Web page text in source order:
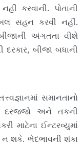
કરવાની. પોતાની
સહન કરવી નહીં.
અંગતતા વીશે
બીજા બધાની
સમાનતાનો
દરજ્જો અને તકની
માટેના ઈન્ટરવ્યુમાં
ન શકે. ભેદભાવની શંકા